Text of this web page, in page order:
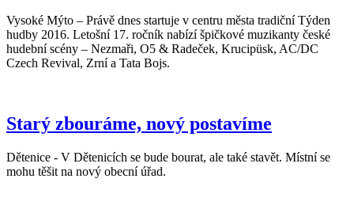
Vysoké Mýto – Právě dnes startuje v centru města tradiční Týden
hudby 2016. Letošní 17. ročník nabízí špičkové muzikanty české
hudební scény – Nezmaři, O5 & Radeček, Krucipüsk, AC/DC
Czech Revival, Zrní a Tata Bojs.
Starý zbouráme, nový postavíme
Dětenice - V Dětenicích se bude bourat, ale také stavět. Místní se
mohu těšit na nový obecní úřad.